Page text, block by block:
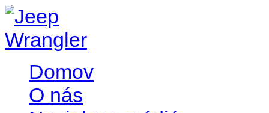
Domov
O nás